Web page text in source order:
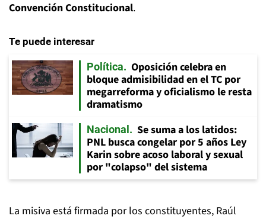
Convención Constitucional.
Te puede interesar
Política
Oposición celebra en
bloque admisibilidad en el TC por
megarreforma y oficialismo le resta
dramatismo
Nacional
Se suma a los latidos:
PNL busca congelar por 5 años Ley
Karin sobre acoso laboral y sexual
por "colapso" del sistema
La misiva está firmada por los constituyentes, Raúl